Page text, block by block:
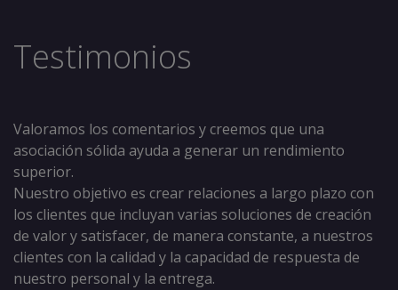
Testimonios
Valoramos los comentarios y creemos que una
asociación sólida ayuda a generar un rendimiento
superior.
Nuestro objetivo es crear relaciones a largo plazo con
los clientes que incluyan varias soluciones de creación
de valor y satisfacer, de manera constante, a nuestros
clientes con la calidad y la capacidad de respuesta de
nuestro personal y la entrega.